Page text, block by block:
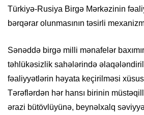
Türkiyə-Rusiya Birgə Mərkəzinin
bərqərar olunmasının təsirli
Sənəddə birgə milli mənafelər
təhlükəsizlik sahələrində
fəaliyyətlərin həyata keçirilməsi
Tərəflərdən hər hansı birinin
ərazi bütövlüyünə, beynəlxalq